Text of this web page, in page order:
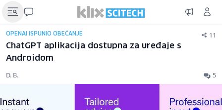
OPENAI ISPUNIO OBEĆANJE 11
ChatGPT aplikacija dostupna za uređaje s
Androidom
D. B. 5